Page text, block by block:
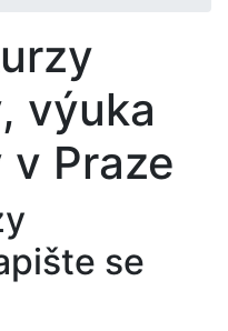
výuka
Praze
se